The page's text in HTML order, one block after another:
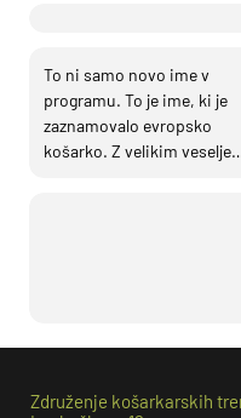
To ni samo novo ime v
programu. To je ime, ki je
zaznamovalo evropsko
košarko. Z velikim veseljem
svojo izjemno kariero
Poznan je po vodstvenih
Združenje košarkarskih